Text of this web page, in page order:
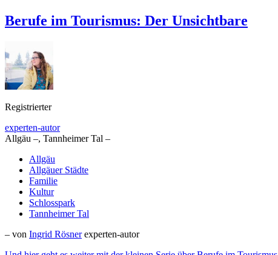
Berufe im Tourismus: Der Unsichtbare
Registrierter
experten-autor
Allgäu –, Tannheimer Tal –
Allgäu
Allgäuer Städte
Familie
Kultur
Schlosspark
Tannheimer Tal
– von Ingrid Rösner experten-autor